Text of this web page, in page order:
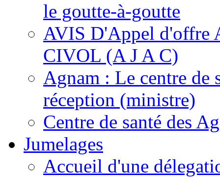
le goutte-à-goutte
AVIS D'Appel d'offre
CIVOL (A J A C)
Agnam : Le centre de
réception (ministre)
Centre de santé des
Jumelages
Accueil d'une